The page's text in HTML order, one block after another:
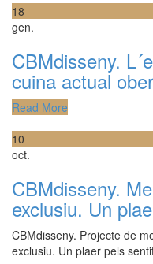
18
gen.
CBMdisseny.
cuina actual
Read More
10
oct.
CBMdisseny.
exclusiu. Un
CBMdisseny. Projecte de
exclusiu. Un plaer pels